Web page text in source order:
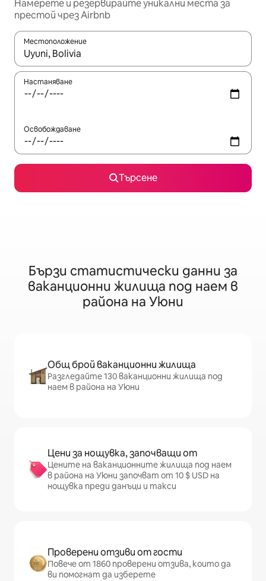
Намерете и резервирайте уникални места за
престой чрез Airbnb
Местоположение
Когато резултатите се покажат, използвайте
Настаняване
Освобождаване
Търсене
Бързи статистически данни за
ваканционни жилища под наем в
района на Уюни
Общ брой ваканционни жилища
Разгледайте 130 ваканционни жилища под
наем в района на Уюни
Цени за нощувка, започващи от
Цените на ваканционните жилища под наем
в района на Уюни започват от 10 $ USD на
нощувка преди данъци и такси
Проверени отзиви от гости
Повече от 1860 проверени отзива, които да
ви помогнат да изберете